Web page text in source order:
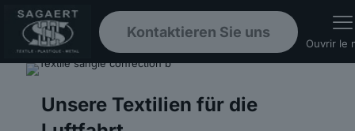
Kontaktieren Sie uns
Ouvrir le
Unsere Textilien für die